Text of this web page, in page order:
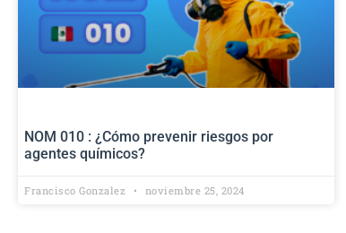
NOM 010 : ¿Cómo prevenir riesgos por
agentes químicos?
Francisco Gonzalez noviembre 25, 2024